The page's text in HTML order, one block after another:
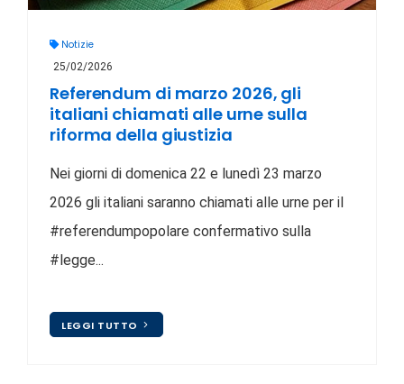
Notizie
25/02/2026
Referendum di marzo 2026, gli
italiani chiamati alle urne sulla
riforma della giustizia
Nei giorni di domenica 22 e lunedì 23 marzo
2026 gli italiani saranno chiamati alle urne per il
#referendumpopolare confermativo sulla
#legge...
LEGGI TUTTO